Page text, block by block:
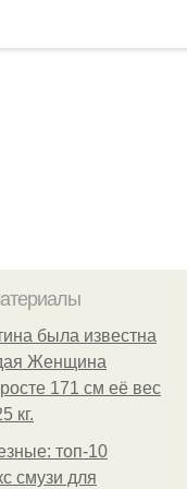
была известна
Женщина
171 см её вес
кг.
топ-10
смузи для